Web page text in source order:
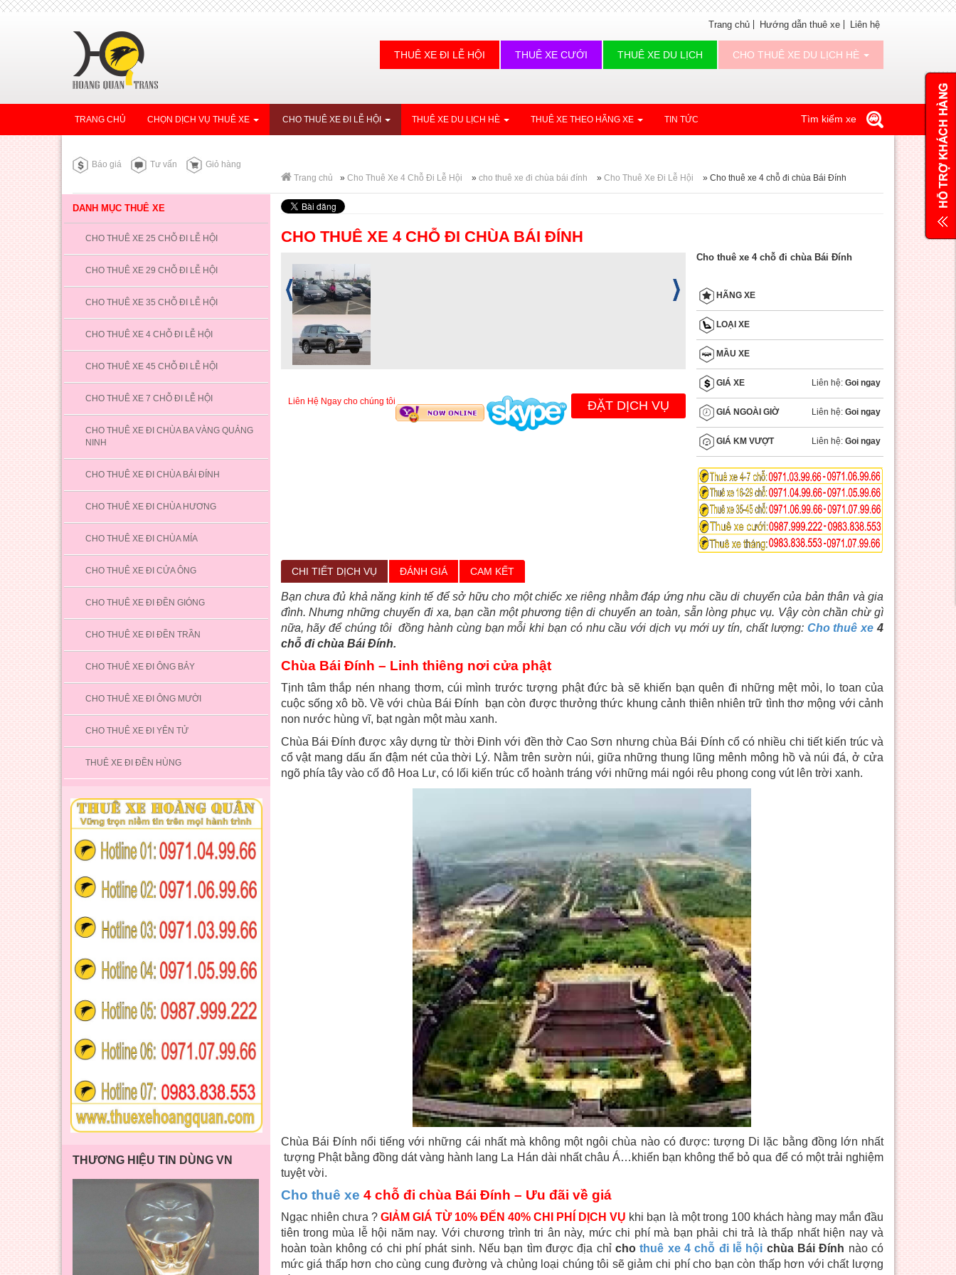
Trang chủ Hướng dẫn thuê xe Liên hệ
THUÊ XE ĐI LỄ HỘI THUÊ XE CƯỚI THUÊ XE DU LỊCH CHO THUÊ XE DU LỊCH HÈ
TRANG CHỦ CHỌN DỊCH VỤ THUÊ XE CHO THUÊ XE ĐI LỄ HỘI THUÊ XE DU LỊCH HÈ THUÊ XE THEO HÃNG XE TIN TỨC Tìm kiếm xe
Báo giá Tư vấn
Giỏ hàng
Trang chủ
» Cho Thuê Xe 4 Chỗ Đi Lễ Hội » cho thuê xe đi chùa bái đính » Cho Thuê Xe Đi Lễ Hội » Cho thuê xe 4 chỗ đi chùa Bái Đính
DANH MỤC THUÊ XE
CHO THUÊ XE 25 CHỖ ĐI LỄ HỘI
CHO THUÊ XE 29 CHỖ ĐI LỄ HỘI
CHO THUÊ XE 35 CHỖ ĐI LỄ HỘI
CHO THUÊ XE 4 CHỖ ĐI LỄ HỘI
CHO THUÊ XE 45 CHỖ ĐI LỄ HỘI
CHO THUÊ XE 7 CHỖ ĐI LỄ HỘI
CHO THUÊ XE ĐI CHÙA BA VÀNG QUẢNG
NINH
CHO THUÊ XE ĐI CHÙA BÁI ĐÍNH
CHO THUÊ XE ĐI CHÙA HƯƠNG
CHO THUÊ XE ĐI CHÙA MÍA
CHO THUÊ XE ĐI CỬA ÔNG
CHO THUÊ XE ĐI ĐỀN GIÓNG
CHO THUÊ XE ĐI ĐỀN TRẦN
CHO THUÊ XE ĐI ÔNG BẢY
CHO THUÊ XE ĐI ÔNG MƯỜI
CHO THUÊ XE ĐI YÊN TỬ
THUÊ XE ĐI ĐỀN HÙNG
THƯƠNG HIỆU TIN DÙNG VN
CHO THUÊ XE 4 CHỖ ĐI CHÙA BÁI ĐÍNH
Liên Hệ Ngay cho chúng tôi ĐẶT DỊCH VỤ
Cho thuê xe 4 chỗ đi chùa Bái Đính
HÃNG XE
LOẠI XE
MẦU XE
GIÁ XE Liên hệ: Goi ngay
GIÁ NGOÀI GIỜ Liên hệ: Goi ngay
GIÁ KM VƯỢT Liên hệ: Goi ngay
CHI TIẾT DỊCH VỤ ĐÁNH GIÁ CAM KẾT
Bạn chưa đủ khả năng kinh tế để sở hữu cho một chiếc xe riêng nhằm đáp ứng nhu cầu di chuyển của bản thân và gia
đình. Nhưng những chuyến đi xa, bạn cần một phương tiện di chuyển an toàn, sẵn lòng phục vụ. Vậy còn chần chừ gì
nữa, hãy để chúng tôi đồng hành cùng bạn mỗi khi bạn có nhu cầu với dịch vụ mới uy tín, chất lượng: Cho thuê xe 4
chỗ đi chùa Bái Đính.
Chùa Bái Đính – Linh thiêng nơi cửa phật
Tịnh tâm thắp nén nhang thơm, cúi mình trước tượng phật đức bà sẽ khiến bạn quên đi những mệt mỏi, lo toan của
cuộc sống xô bồ. Về với chùa Bái Đính bạn còn được thưởng thức khung cảnh thiên nhiên trữ tình thơ mộng với cảnh
non nước hùng vĩ, bạt ngàn một màu xanh.
Chùa Bái Đính được xây dựng từ thời Đinh với đền thờ Cao Sơn nhưng chùa Bái Đính cổ có nhiều chi tiết kiến trúc và
cổ vật mang dấu ấn đậm nét của thời Lý. Nằm trên sườn núi, giữa những thung lũng mênh mông hồ và núi đá, ở cửa
ngõ phía tây vào cố đô Hoa Lư, có lối kiến trúc cổ hoành tráng với những mái ngói rêu phong cong vút lên trời xanh.
Chùa Bái Đính nổi tiếng với những cái nhất mà không một ngôi chùa nào có được: tượng Di lặc bằng đồng lớn nhất
tượng Phật bằng đồng dát vàng hành lang La Hán dài nhất châu Á…khiến bạn không thể bỏ qua để có một trải nghiệm
tuyệt vời.
Cho thuê xe 4 chỗ đi chùa Bái Đính – Ưu đãi về giá
Ngạc nhiên chưa ? GIẢM GIÁ TỪ 10% ĐẾN 40% CHI PHÍ DỊCH VỤ khi bạn là một trong 100 khách hàng may mắn đầu
tiên trong mùa lễ hội năm nay. Với chương trình tri ân này, mức chi phí mà bạn phải chi trả là thấp nhất hiện nay và
hoàn toàn không có chi phí phát sinh. Nếu bạn tìm được địa chỉchothuê xe 4 chỗ đi lễ hội chùa Bái Đính nào có
mức giá thấp hơn cho cùng cung đường và chủng loại chúng tôi sẽ giảm chi phí cho bạn còn thấp hơn với chất lượng